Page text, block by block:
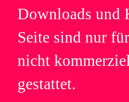
Down­loads und
Seite sind nur
nicht
gestattet.